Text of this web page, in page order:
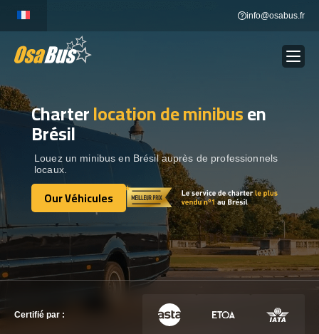
content
info@osabus.fr
LOCATION DE BUS Show dropdown
DESTINATIONS
OUR VÉHICULES
CONTACTEZ-NOUS
CONTACTEZ-NOUS
Charterlocation de minibusen
Brésil
Louez un minibus en Brésil auprès de professionnels
locaux.
Our Véhicules
Our Véhicules
Certifié par :